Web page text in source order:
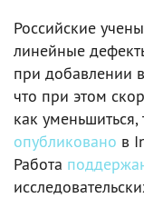
Российские
линейные
при добавлении
что при этом
как уменьшиться,
опубликовано в
Работа